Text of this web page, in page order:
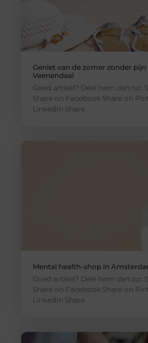
Geniet van de zomer zonder
Veenendaal
Goed artikel? Deel hem dan op:
Share on Facebook Share on
LinkedIn Share
Mental health-shop in
Goed artikel? Deel hem dan op:
Share on Facebook Share on
LinkedIn Share